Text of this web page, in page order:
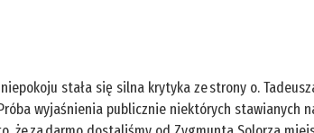
stała się silna krytyka ze strony o.
wyjaśnienia publicznie niektórych stawianych